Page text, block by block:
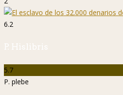
6.2
P. Hislibris
5.7
P. plebe